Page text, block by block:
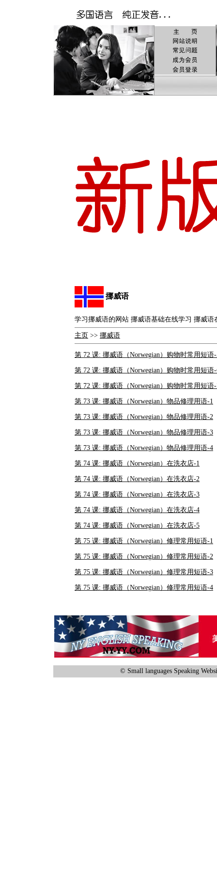
挪威语
学习挪威语的网站 挪威语基础在线学习 挪威语
主页 >> 挪威语
第 72 课: 挪威语（Norwegian）购物时常用短语
第 72 课: 挪威语（Norwegian）购物时常用短语
第 72 课: 挪威语（Norwegian）购物时常用短语
第 73 课: 挪威语（Norwegian）物品修理用语-1
第 73 课: 挪威语（Norwegian）物品修理用语-2
第 73 课: 挪威语（Norwegian）物品修理用语-3
第 73 课: 挪威语（Norwegian）物品修理用语-4
第 74 课: 挪威语（Norwegian）在洗衣店-1
第 74 课: 挪威语（Norwegian）在洗衣店-2
第 74 课: 挪威语（Norwegian）在洗衣店-3
第 74 课: 挪威语（Norwegian）在洗衣店-4
第 74 课: 挪威语（Norwegian）在洗衣店-5
第 75 课: 挪威语（Norwegian）修理常用短语-1
第 75 课: 挪威语（Norwegian）修理常用短语-2
第 75 课: 挪威语（Norwegian）修理常用短语-3
第 75 课: 挪威语（Norwegian）修理常用短语-4
© Small languages Speaking